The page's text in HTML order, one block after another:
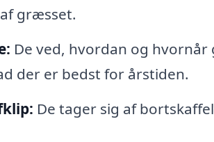
græsset.
De ved, hvordan og
der er bedst for årstiden.
De tager sig af